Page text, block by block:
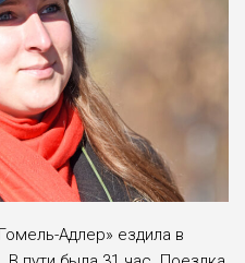
Адлер» ездила в